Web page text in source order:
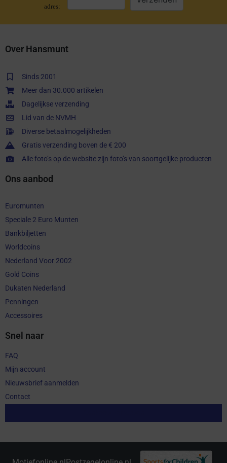
adres:
Over Hansmunt
Sinds 2001
Meer dan 30.000 artikelen
Dagelijkse verzending
Lid van de NVMH
Diverse betaalmogelijkheden
Gratis verzending boven de € 200
Alle foto’s op de website zijn foto’s van soortgelijke producten
Ons aanbod
Euromunten
Speciale 2 Euro Munten
Bankbiljetten
Worldcoins
Nederland Voor 2002
Gold Coins
Dukaten Nederland
Penningen
Accessoires
Snel naar
FAQ
Mijn account
Nieuwsbrief aanmelden
Contact